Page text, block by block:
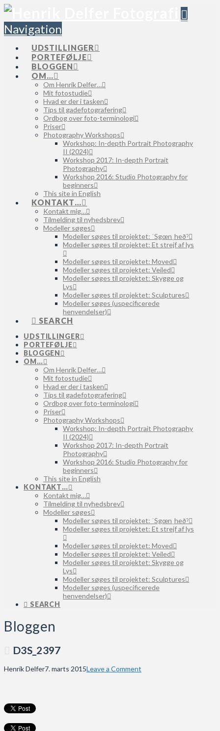
Navigation
UDSTILLINGER
PORTEFØLJE
BLOGGEN
OM…
Om Henrik Delfer…
Mit fotostudie
Hvad er der i tasken
Tips til gadefotografering
Ordbog over foto-terminologi
Priser
Photography Workshops
Workshop: In-depth Portrait Photography
II (2024)
Workshop 2017: In-depth Portrait
Photography
Workshop 2016: Studio Photography for
beginners
This site in English
KONTAKT…
Kontakt mig…
Tilmelding til nyhedsbrev
Modeller søges
Modeller søges til projektet: ˈSgœnˌheðˀ
Modeller søges til projektet: Et strejf af lys
Modeller søges til projektet: Moved
Modeller søges til projektet: Veiled
Modeller søges til projektet: Skygge og
Lys
Modeller søges til projektet: Sculptures
Modeller søges (uspecificerede
henvendelser)
SEARCH
UDSTILLINGER
PORTEFØLJE
BLOGGEN
OM…
Om Henrik Delfer…
Mit fotostudie
Hvad er der i tasken
Tips til gadefotografering
Ordbog over foto-terminologi
Priser
Photography Workshops
Workshop: In-depth Portrait Photography
II (2024)
Workshop 2017: In-depth Portrait
Photography
Workshop 2016: Studio Photography for
beginners
This site in English
KONTAKT…
Kontakt mig…
Tilmelding til nyhedsbrev
Modeller søges
Modeller søges til projektet: ˈSgœnˌheðˀ
Modeller søges til projektet: Et strejf af lys
Modeller søges til projektet: Moved
Modeller søges til projektet: Veiled
Modeller søges til projektet: Skygge og
Lys
Modeller søges til projektet: Sculptures
Modeller søges (uspecificerede
henvendelser)
SEARCH
Bloggen
D3S_2397
Henrik Delfer7. marts 2015Leave a Comment